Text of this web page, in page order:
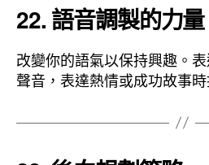
22. 語音調製的力量
改變你的語氣以保持興趣。
聲音，表達熱情或成功故事時